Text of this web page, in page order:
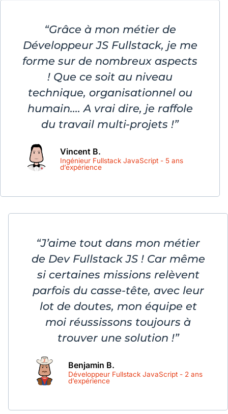
“Grâce à mon métier de
Développeur JS Fullstack, je me
forme sur de nombreux aspects
! Que ce soit au niveau
technique, organisationnel ou
humain.... A vrai dire, je raffole
du travail multi-projets !”
Vincent B.
Ingénieur Fullstack JavaScript - 5 ans
d’expérience
“J’aime tout dans mon métier
de Dev Fullstack JS ! Car même
si certaines missions relèvent
parfois du casse-tête, avec leur
lot de doutes, mon équipe et
moi réussissons toujours à
trouver une solution !”
Benjamin B.
Développeur Fullstack JavaScript - 2 ans
d’expérience